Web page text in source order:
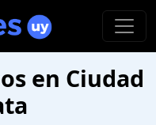
en Ciudad